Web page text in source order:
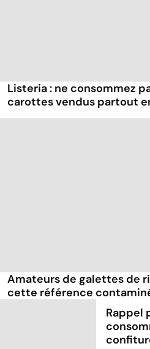
Listeria : ne consommez
carottes vendus partout
Amateurs de galettes de
cette référence
Rappel